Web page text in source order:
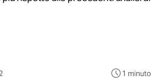
1 minuto